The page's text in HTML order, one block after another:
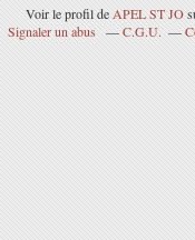
Voir le profil de APEL ST JO
Signaler un abus
C.G.U.